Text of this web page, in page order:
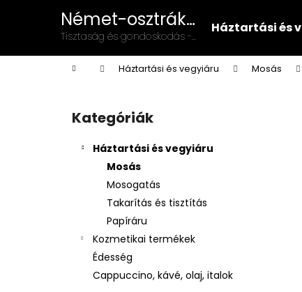
Német-osztrák
vegyiáru és
illatszer
Tisztaság és gondoskodás -
német-osztrák minőség a
mindennapokban!
Háztartási és
KezdőlapHáztartási és vegyiáru Mosás
Kategóriák
átugrása
Kategóriák
Háztartási és vegyiáru
Mosás
Mosogatás
Takarítás és tisztítás
Papíráru
Kozmetikai termékek
Édesség
Cappuccino, kávé, olaj, italok
á
Vissza
a boltba
Vissza
a boltba